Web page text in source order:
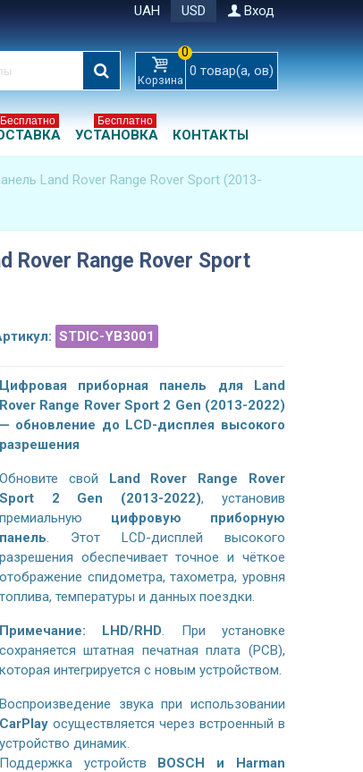
UAH USD Вход
Корзина
0
0 товар(а, ов)
Бесплатно
УСТАНОВКА
Бесплатно
КОНТАКТЫ
Land Rover Range Rover Sport (2013-
Rover Range Rover Sport
STDIC-YB3001
Цифровая приборная панель для Land
Rover Range Rover Sport 2 Gen (2013-2022)
— обновление до LCD-дисплея высокого
разрешения
Обновите свой Land Rover Range Rover
Sport 2 Gen (2013-2022), установив
премиальную цифровую приборную
панель. Этот LCD-дисплей высокого
разрешения обеспечивает точное и чёткое
отображение спидометра, тахометра, уровня
топлива, температуры и данных поездки.
Примечание: LHD/RHD. При установке
сохраняется штатная печатная плата (PCB),
которая интегрируется с новым устройством.
Воспроизведение звука при использовании
CarPlayосуществляется через встроенный в
устройство динамик.
Поддержка устройств BOSCH и Harman